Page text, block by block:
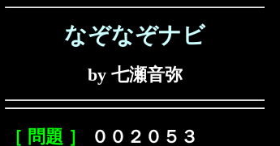
なぞなぞナビ
by 七瀬音弥
［ 問題 ］ ００２０５３